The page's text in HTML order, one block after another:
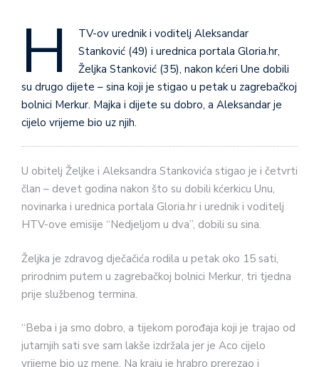
H
TV-ov urednik i voditelj Aleksandar
Stanković (49) i urednica portala Gloria.hr,
Željka Stanković (35), nakon kćeri Une dobili
su drugo dijete – sina koji je stigao u petak u zagrebačkoj
bolnici Merkur. Majka i dijete su dobro, a Aleksandar je
cijelo vrijeme bio uz njih.
U obitelj Željke i Aleksandra Stankovića stigao je i četvrti
član – devet godina nakon što su dobili kćerkicu Unu,
novinarka i urednica portala Gloria.hr i urednik i voditelj
HTV-ove emisije “Nedjeljom u dva”, dobili su sina.
Željka je zdravog dječačića rodila u petak oko 15 sati,
prirodnim putem u zagrebačkoj bolnici Merkur, tri tjedna
prije službenog termina.
“Beba i ja smo dobro, a tijekom porođaja koji je trajao od
jutarnjih sati sve sam lakše izdržala jer je Aco cijelo
vrijeme bio uz mene. Na kraju je hrabro prerezao i